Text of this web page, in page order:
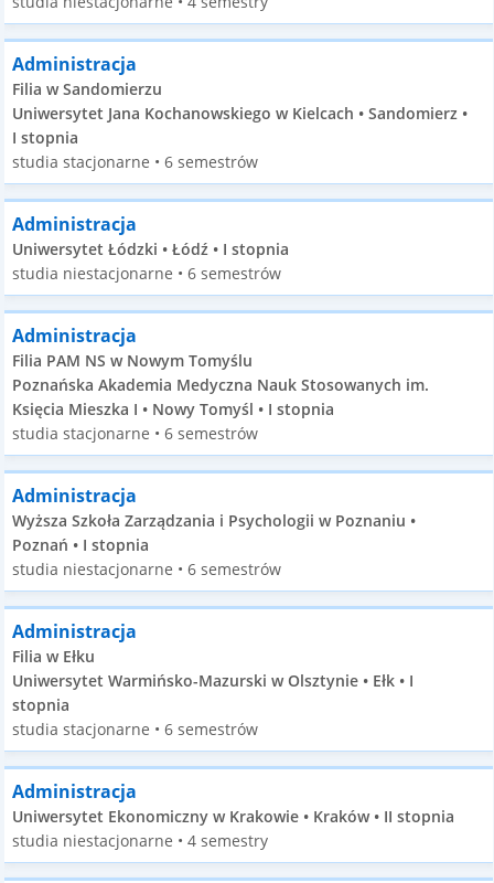
Administracja
Filia w Sandomierzu
Uniwersytet Jana Kochanowskiego w Kielcach • Sandomierz •
I stopnia
studia stacjonarne • 6 semestrów
Administracja
Uniwersytet Łódzki • Łódź • I stopnia
studia niestacjonarne • 6 semestrów
Administracja
Filia PAM NS w Nowym Tomyślu
Poznańska Akademia Medyczna Nauk Stosowanych im.
Księcia Mieszka I • Nowy Tomyśl • I stopnia
studia stacjonarne • 6 semestrów
Administracja
Wyższa Szkoła Zarządzania i Psychologii w Poznaniu •
Poznań • I stopnia
studia niestacjonarne • 6 semestrów
Administracja
Filia w Ełku
Uniwersytet Warmińsko-Mazurski w Olsztynie • Ełk • I
stopnia
studia stacjonarne • 6 semestrów
Administracja
Uniwersytet Ekonomiczny w Krakowie • Kraków • II stopnia
studia niestacjonarne • 4 semestry